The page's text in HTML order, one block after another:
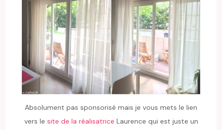
Absolument pas sponsorisé mais je vous mets le lien
vers le site de la réalisatrice Laurence qui est juste un